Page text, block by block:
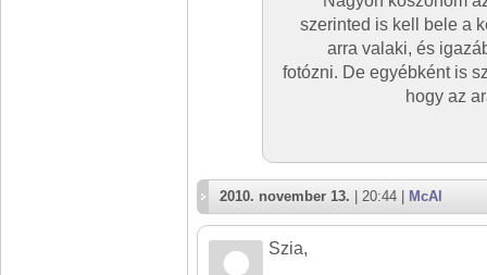
szerinted is kell bele a
arra valaki, és
fotózni. De egyébként is
hogy az
2010. november 13. | 20:44 | McAl
Szia,